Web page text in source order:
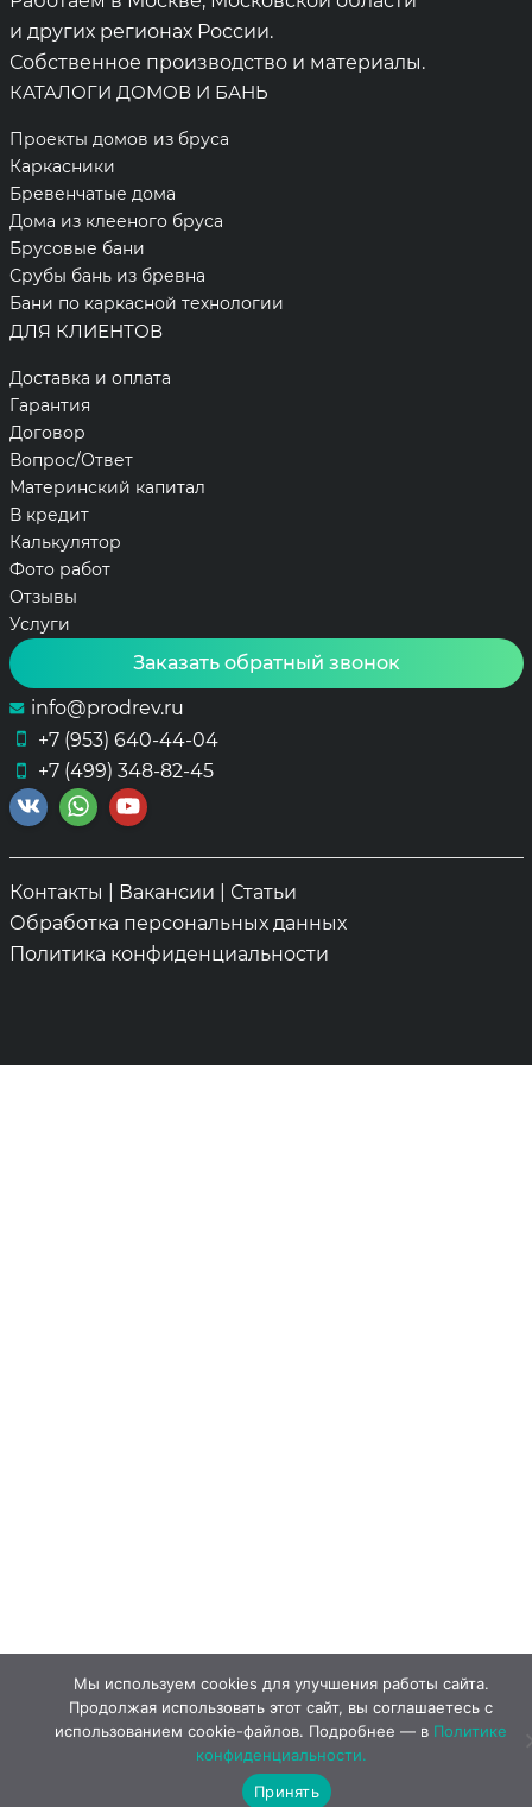
и других регионах России.
Собственное производство и материалы.
КАТАЛОГИ ДОМОВ И БАНЬ
Проекты домов из бруса
Каркасники
Бревенчатые дома
Дома из клееного бруса
Брусовые бани
Срубы бань из бревна
Бани по каркасной технологии
ДЛЯ КЛИЕНТОВ
Доставка и оплата
Гарантия
Договор
Вопрос/Ответ
Материнский капитал
В кредит
Калькулятор
Фото работ
Отзывы
Услуги
Заказать обратный звонок
info@prodrev.ru
+7 (953) 640-44-04
+7 (499) 348-82-45
Контакты Вакансии
Статьи
Обработка персональных данных
Политика конфиденциальности
Мы используем cookies для улучшения работы сайта.
Продолжая использовать этот сайт, вы соглашаетесь с
использованием cookie-файлов. Подробнее — в Политике
конфиденциальности.
Принять